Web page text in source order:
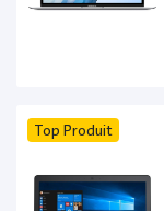
Top Produit